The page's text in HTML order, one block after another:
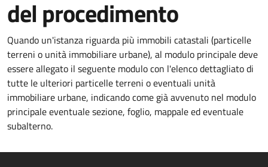
del procedimento
Quando un'istanza riguarda più immobili catastali (particelle
terreni o unità immobiliare urbane), al modulo principale deve
essere allegato il seguente modulo con l'elenco dettagliato di
tutte le ulteriori particelle terreni o eventuali unità
immobiliare urbane, indicando come già avvenuto nel modulo
principale eventuale sezione, foglio, mappale ed eventuale
subalterno.